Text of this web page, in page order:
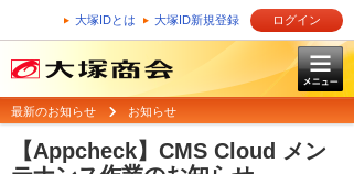
大塚IDとは 大塚ID新規登録 ログイン
最新のお知らせ お知らせ
【Appcheck】CMS Cloud メン